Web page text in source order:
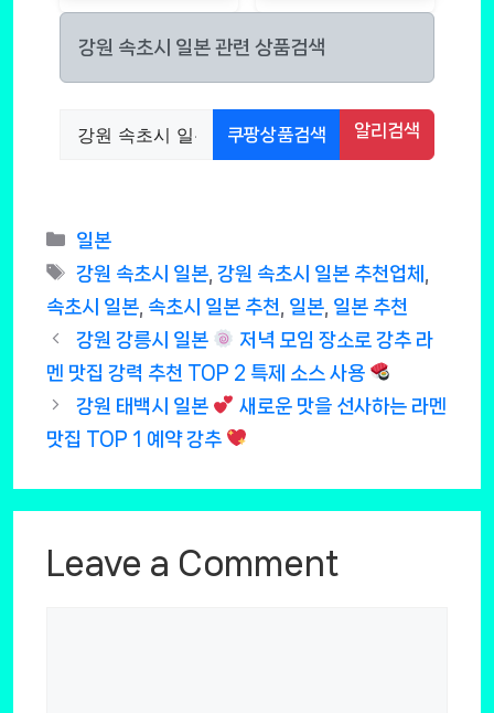
강원 속초시 일본 관련 상품검색
쿠팡상품검색 알리검색
Categories
일본
Tags
강원 속초시 일본 ,강원 속초시 일본 추천업체
속초시 일본 속초시 일본 추천 일본 일본 추천
강원 강릉시 일본
저녁 모임 장소로 강추 라
멘 맛집 강력 추천 TOP 2 특제 소스 사용
강원 태백시 일본
새로운 맛을 선사하는 라멘
맛집 TOP 1 예약 강추
Leave a Comment